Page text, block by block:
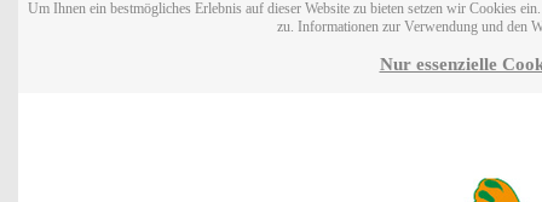
Um Ihnen ein bestmögliches Erlebnis auf dieser Website zu bieten setzen wir Cookies
zu. Informationen zur Verwendung und den
Nur essenzielle